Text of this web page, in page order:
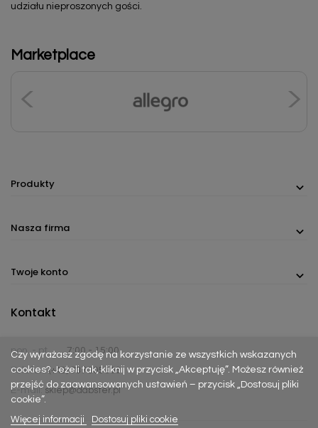
udziału nieproszonych gości.
Marketplace
Produkty
Nasza firma
Twoje konto
Czy wyrażasz zgodę na korzystanie ze wszystkich wskazanych
cookies? Jeżeli tak, kliknij w przycisk „Akceptuję”. Możesz również
przejść do zaawansowanych ustawień – przycisk „Dostosuj pliki
cookie”.
Więcej informacji
Dostosuj pliki cookie
Kontakt
pon. - pt.
7:00 - 15:00
Telefon:(+48) 737 305 306
E-mail: sklep@dabster.pl